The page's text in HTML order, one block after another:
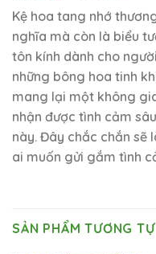
Kệ hoa tang nhớ
nghĩa mà còn là biểu
tôn kính dành cho
những bông hoa tinh
mang lại một không
nhận được tình cảm
này. Đây chắc chắn sẽ
ai muốn gửi gắm tình
SẢN PHẨM TƯƠNG TỰ